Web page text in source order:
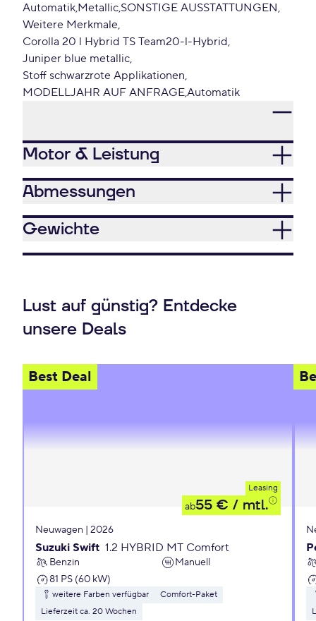
Automatik Metallic SONSTIGE AUSSTATTUNGEN
Weitere Merkmale
Corolla 20 l Hybrid TS Team20-l-Hybrid
Juniper blue metallic
Stoff schwarzrote Applikationen
MODELLJAHR AUF ANFRAGEAutomatik
Motor & Leistung
Abmessungen
Gewichte
Lust auf günstig? Entdecke
unsere Deals
Best Deal
Leasing
ab55 € / mtl.
Neuwagen | 2026
Suzuki Swift 1.2 HYBRID MT Comfort
Benzin
Manuell
81 PS (60 kW)
weitere Farben verfügbar
Comfort-Paket
Lieferzeit ca. 20 Wochen